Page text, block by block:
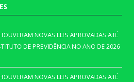
NOVAS LEIS APROVADAS ATÉ
DE PREVIDÊNCIA NO ANO DE 2026
NOVAS LEIS APROVADAS ATÉ